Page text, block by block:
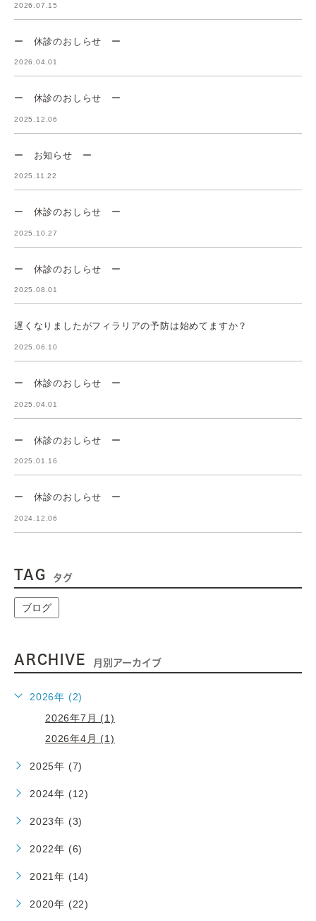
2026.07.15
ー 休診のおしらせ ー
2026.04.01
ー 休診のおしらせ ー
2025.12.06
ー お知らせ ー
2025.11.22
ー 休診のおしらせ ー
2025.10.27
ー 休診のおしらせ ー
2025.08.01
遅くなりましたがフィラリアの予防は始めてますか？
2025.06.10
ー 休診のおしらせ ー
2025.04.01
ー 休診のおしらせ ー
2025.01.16
ー 休診のおしらせ ー
2024.12.06
TAG タグ
ブログ
ARCHIVE 月別アーカイブ
2026年 (2)
2026年7月 (1)
2026年4月 (1)
2025年 (7)
2024年 (12)
2023年 (3)
2022年 (6)
2021年 (14)
2020年 (22)